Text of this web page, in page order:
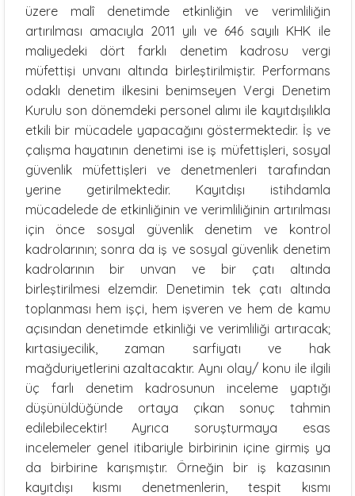
üzere malî denetimde etkinliğin ve verimliliğin
artırılması amacıyla 2011 yılı ve 646 sayılı KHK ile
maliyedeki dört farklı denetim kadrosu vergi
müfettişi unvanı altında birleştirilmiştir. Performans
odaklı denetim ilkesini benimseyen Vergi Denetim
Kurulu son dönemdeki personel alımı ile kayıtdışılıkla
etkili bir mücadele yapacağını göstermektedir. İş ve
çalışma hayatının denetimi ise iş müfettişleri, sosyal
güvenlik müfettişleri ve denetmenleri tarafından
yerine getirilmektedir. Kayıtdışı istihdamla
mücadelede de etkinliğinin ve verimliliğinin artırılması
için önce sosyal güvenlik denetim ve kontrol
kadrolarının; sonra da iş ve sosyal güvenlik denetim
kadrolarının bir unvan ve bir çatı altında
birleştirilmesi elzemdir. Denetimin tek çatı altında
toplanması hem işçi, hem işveren ve hem de kamu
açısından denetimde etkinliği ve verimliliği artıracak;
kırtasiyecilik, zaman sarfiyatı ve hak
mağduriyetlerini azaltacaktır. Aynı olay/ konu ile ilgili
üç farlı denetim kadrosunun inceleme yaptığı
düşünüldüğünde ortaya çıkan sonuç tahmin
edilebilecektir! Ayrıca soruşturmaya esas
incelemeler genel itibariyle birbirinin içine girmiş ya
da birbirine karışmıştır. Örneğin bir iş kazasının
kayıtdışı kısmı denetmenlerin, tespit kısmı